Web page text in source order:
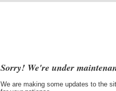
Sorry! We're under
We are making some updates to the